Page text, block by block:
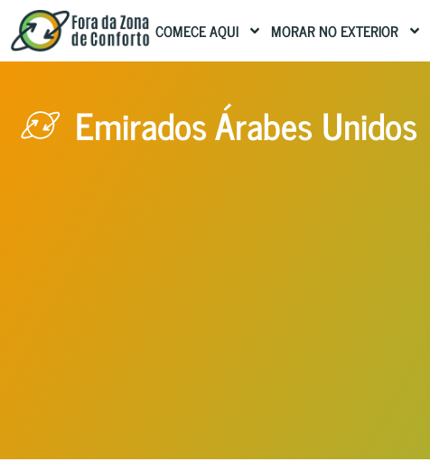
COMECE AQUI MORAR NO EXTERIOR
Emirados Árabes Unidos